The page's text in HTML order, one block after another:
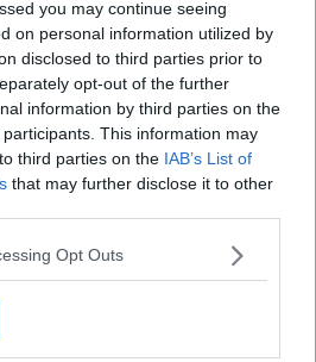
you may continue seeing
on personal information utilized by
disclosed to third parties prior to
opt-out of the further
information by third parties on the
participants. This information may
third parties on the IAB’s List of
that may further disclose it to other
Opt Outs
seguito la presentazione del libro
piazza Repubblica e, all'esterno, su
di partecipazione e di affetto nei
sotto scorta per i suoi attacchi alla
della Toscana iscriviti alla